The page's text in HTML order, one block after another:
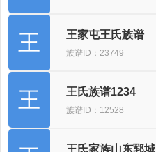
王 王家屯王氏族谱
族谱ID：23749
王 王氏族谱1234
族谱ID：12528
王氏家族山东郓城